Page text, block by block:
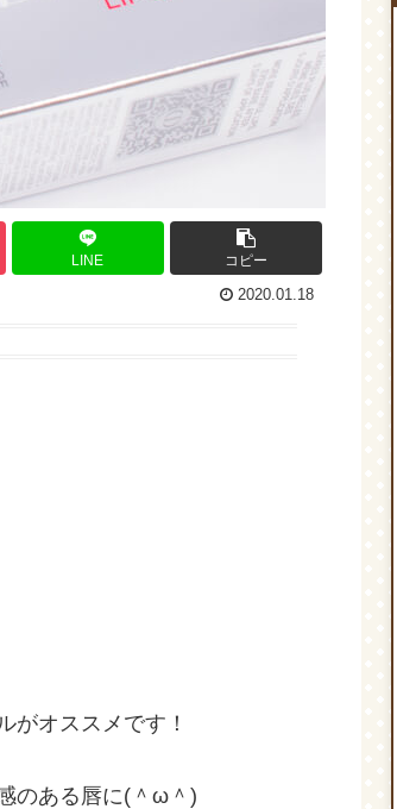
LINE コピー
2020.01.18
がオススメです！
のある唇に(＾ω＾)